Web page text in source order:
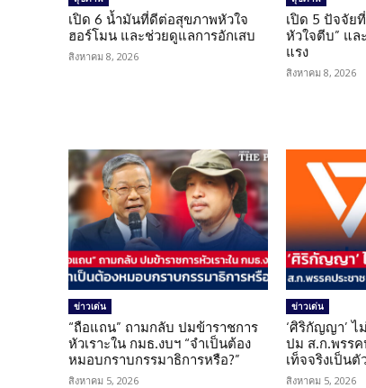
เปิด 6 น้ำมันที่ดีต่อสุขภาพหัวใจ
ฮอร์โมน และช่วยดูแลการอักเสบ
สิงหาคม 8, 2026
เปิด 5 ปัจจัย
หัวใจตีบ” แล
แรง
สิงหาคม 8, 2026
ข่าวเด่น
“ถือแถน” ถามกลับ ปมข้าราชการ
หัวเราะใน กมธ.งบฯ “จำเป็นต้อง
หมอบกราบกรรมาธิการหรือ?”
สิงหาคม 5, 2026
ข่าวเด่น
‘ศิริกัญญา’
ปม ส.ก.พรร
เท็จจริงเป็น
สิงหาคม 5, 2026